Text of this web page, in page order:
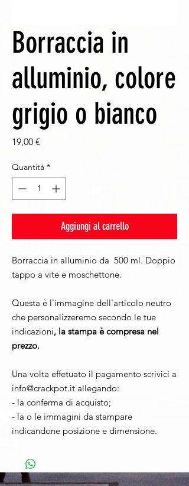
Borraccia in
alluminio, colore
grigio o bianco
19,00 €
Quantità *
Aggiungi al carrello
Borraccia in alluminio da 500 ml. Doppio
tappo a vite e moschettone.
Questa è l'immagine dell'articolo neutro
che personalizzeremo secondo le tue
indicazioni, la stampa è compresa nel
prezzo.
Una volta effetuato il pagamento scrivici a
info@crackpot.it allegando:
- la conferma di acquisto;
- la o le immagini da stampare
indicandone posizione e dimensione.